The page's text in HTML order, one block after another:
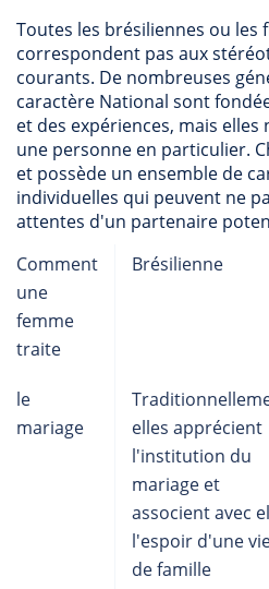
Toutes les brésiliennes ou les
correspondent pas aux
courants. De nombreuses
caractère National sont
et des expériences, mais
une personne en particulier.
et possède un ensemble de
individuelles qui peuvent ne
attentes d'un partenaire
Comment
une
femme
traite
Brésilienne
le
mariage
elles apprécient
l'institution du
mariage et
associent avec
l'espoir d'une
de famille